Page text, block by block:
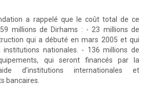
a rappelé que le coût total de ce
millions de Dirhams : - 23 millions de
qui a débuté en mars 2005 et qui
nationales. - 136 millions de
qui seront financés par la
d’institutions internationales et
bancaires.